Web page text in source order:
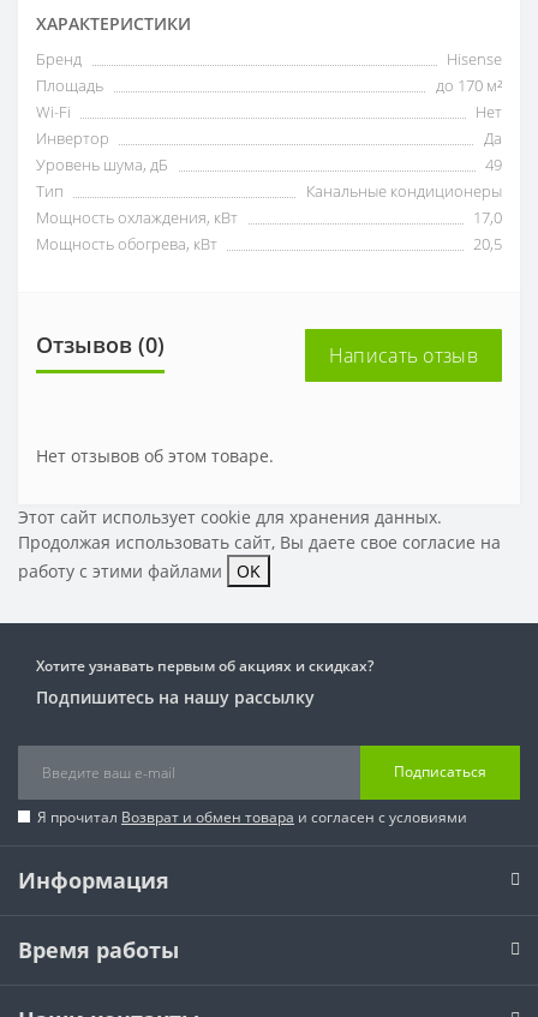
ХАРАКТЕРИСТИКИ
Бренд
Hisense
Площадь
до 170 м²
Wi-Fi
Нет
Инвертор
Да
Уровень шума, дБ
49
Тип
Канальные кондиционеры
Мощность охлаждения, кВт
17,0
Мощность обогрева, кВт
20,5
Отзывов (0) Написать отзыв
Нет отзывов об этом товаре.
Этот сайт использует cookie для хранения данных.
Продолжая использовать сайт, Вы даете свое согласие на
работу с этими файлами
OK
Хотите узнавать первым об акциях и скидках?
Подпишитесь на нашу рассылку
Подписаться
Я прочитал Возврат и обмен товара и согласен с условиями
Информация
Время работы